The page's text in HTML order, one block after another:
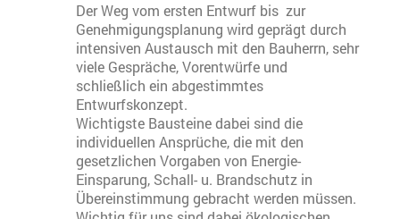
Der Weg vom ersten Entwurf bis zur
Genehmigungsplanung wird geprägt durch
intensiven Austausch mit den Bauherrn, sehr
viele Gespräche, Vorentwürfe und
schließlich ein abgestimmtes
Entwurfskonzept.
Wichtigste Bausteine dabei sind die
individuellen Ansprüche, die mit den
gesetzlichen Vorgaben von Energie-
Einsparung, Schall- u. Brandschutz in
Übereinstimmung gebracht werden müssen.